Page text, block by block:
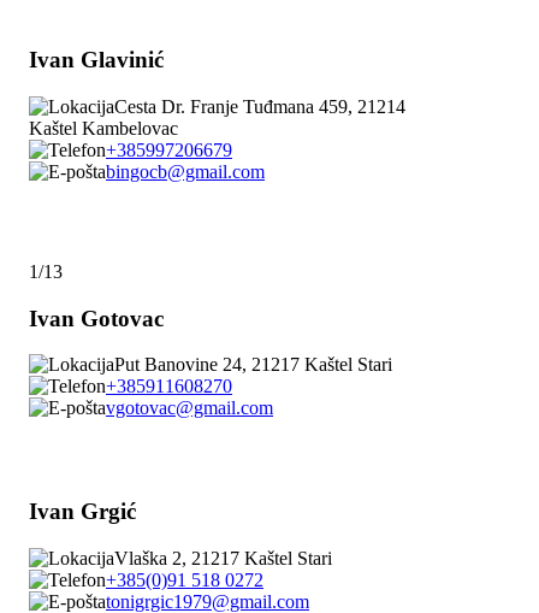
Ivan Glavinić
Cesta Dr. Franje Tuđmana 459, 21214
Kaštel Kambelovac
+385997206679
bingocb@gmail.com
1/13
Ivan Gotovac
Put Banovine 24, 21217 Kaštel Stari
+385911608270
vgotovac@gmail.com
Ivan Grgić
Vlaška 2, 21217 Kaštel Stari
+385(0)91 518 0272
tonigrgic1979@gmail.com